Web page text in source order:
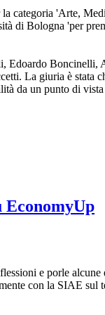
categoria 'Arte,
di Bologna 'per
Edoardo
La giuria è stata
da un punto di
EconomyUp
e porle
con la SIAE